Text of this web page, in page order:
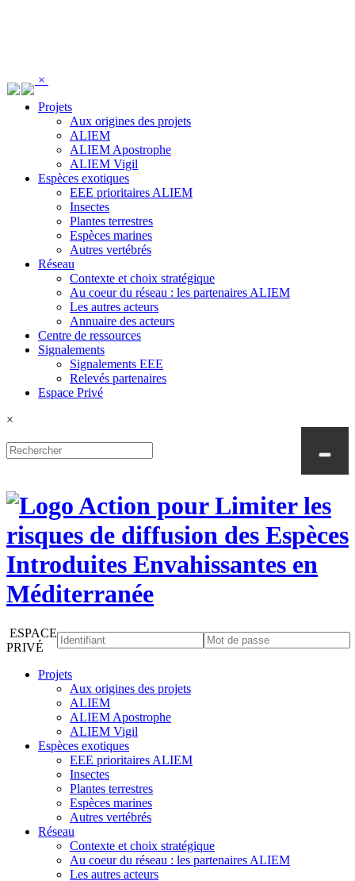
×
Projets
Aux origines des projets
ALIEM
ALIEM Apostrophe
ALIEM Vigil
Espèces exotiques
EEE prioritaires ALIEM
Insectes
Plantes terrestres
Espèces marines
Autres vertébrés
Réseau
Contexte et choix stratégique
Au coeur du réseau : les partenaires ALIEM
Les autres acteurs
Annuaire des acteurs
Centre de ressources
Signalements
Signalements EEE
Relevés partenaires
Espace Privé
×
ESPACE
PRIVÉ
Projets
Aux origines des projets
ALIEM
ALIEM Apostrophe
ALIEM Vigil
Espèces exotiques
EEE prioritaires ALIEM
Insectes
Plantes terrestres
Espèces marines
Autres vertébrés
Réseau
Contexte et choix stratégique
Au coeur du réseau : les partenaires ALIEM
Les autres acteurs